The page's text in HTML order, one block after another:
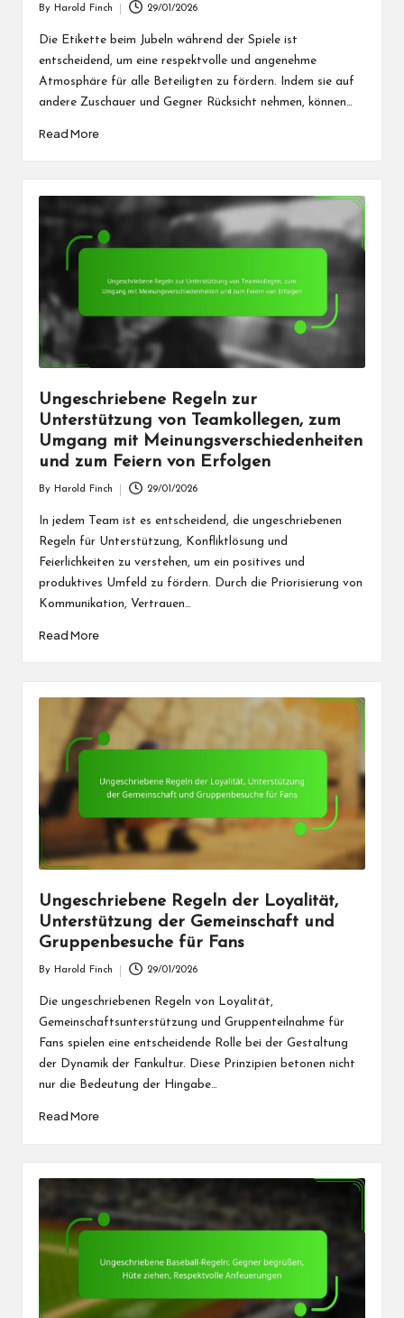
by
By Harold Finch 29/01/2026
Die Etikette beim Jubeln während der Spiele ist
entscheidend, um eine respektvolle und angenehme
Atmosphäre für alle Beteiligten zu fördern. Indem sie auf
andere Zuschauer und Gegner Rücksicht nehmen, können…
Read More
Ungeschriebene Regeln zur
Unterstützung von Teamkollegen, zum
Umgang mit Meinungsverschiedenheiten
und zum Feiern von Erfolgen
by
By Harold Finch 29/01/2026
In jedem Team ist es entscheidend, die ungeschriebenen
Regeln für Unterstützung, Konfliktlösung und
Feierlichkeiten zu verstehen, um ein positives und
produktives Umfeld zu fördern. Durch die Priorisierung von
Kommunikation, Vertrauen…
Read More
Ungeschriebene Regeln der Loyalität,
Unterstützung der Gemeinschaft und
Gruppenbesuche für Fans
by
By Harold Finch 29/01/2026
Die ungeschriebenen Regeln von Loyalität,
Gemeinschaftsunterstützung und Gruppenteilnahme für
Fans spielen eine entscheidende Rolle bei der Gestaltung
der Dynamik der Fankultur. Diese Prinzipien betonen nicht
nur die Bedeutung der Hingabe…
Read More